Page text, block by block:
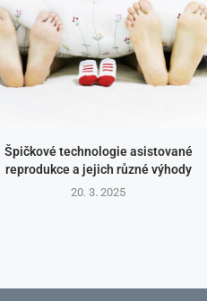
Špičkové technologie asistované
reprodukce a jejich různé výhody
20. 3. 2025